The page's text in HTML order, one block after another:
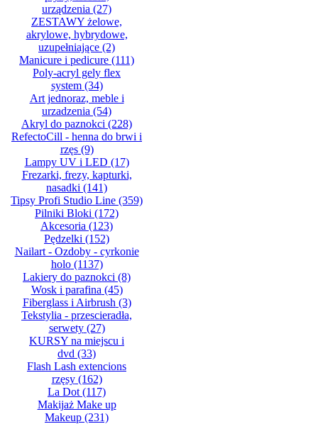
urządzenia (27)
ZESTAWY żelowe,
akrylowe, hybrydowe,
uzupełniające (2)
Manicure i pedicure (111)
Poly-acryl gely flex
system(34)
Art jednoraz, meble i
urzadzenia (54)
Akryl do paznokci (228)
RefectoCill - henna do brwi i
rzęs(9)
Lampy UV i LED (17)
Frezarki, frezy, kapturki,
nasadki (141)
Tipsy Profi Studio Line (359)
Pilniki Bloki (172)
Akcesoria (123)
Pędzelki (152)
Nailart - Ozdoby - cyrkonie
holo(1137)
Lakiery do paznokci (8)
Wosk i parafina (45)
Fiberglass i Airbrush (3)
Tekstylia - przescieradła,
serwety(27)
KURSY na miejscu i
dvd (33)
Flash Lash extencions
rzęsy(162)
La Dot (117)
Makijaż Make up
Makeup (231)